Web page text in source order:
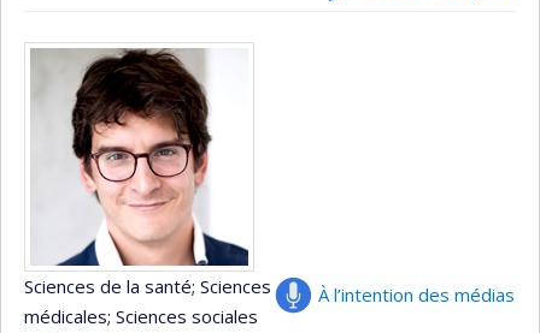
À l’intention des médias
Sciences de la santé; Sciences
médicales; Sciences sociales